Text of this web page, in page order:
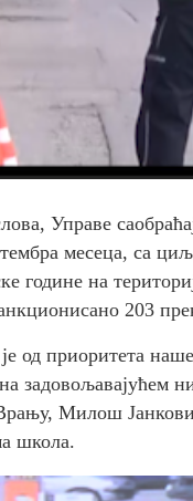
Управе
месеца, са
године на
203
је од приоритета
задовољавајућем
Милош
школа.